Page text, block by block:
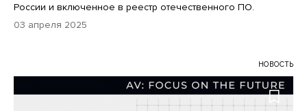
России и включенное в реестр отечественного ПО.
03 апреля 2025
НОВОСТЬ